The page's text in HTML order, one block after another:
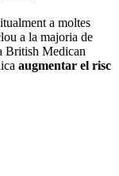
a moltes
a la majoria de
British Medican
augmentar el risc